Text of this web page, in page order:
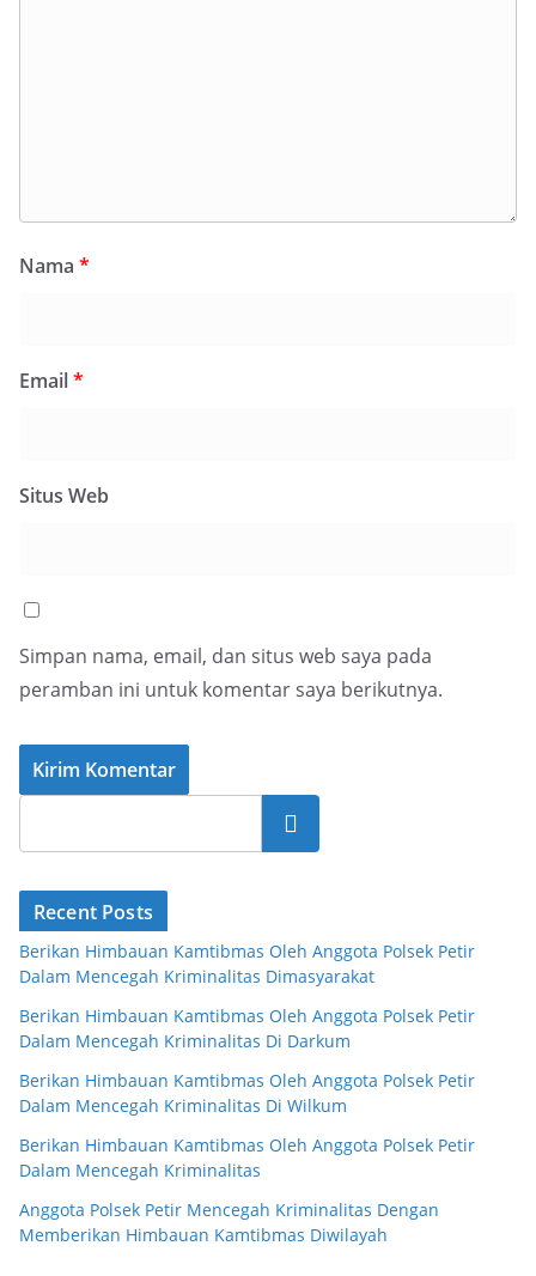
Nama *
Email*
Situs Web
Simpan nama, email, dan situs web saya pada
peramban ini untuk komentar saya berikutnya.
Cari
Recent Posts
Berikan Himbauan Kamtibmas Oleh Anggota Polsek Petir
Dalam Mencegah Kriminalitas Dimasyarakat
Berikan Himbauan Kamtibmas Oleh Anggota Polsek Petir
Dalam Mencegah Kriminalitas Di Darkum
Berikan Himbauan Kamtibmas Oleh Anggota Polsek Petir
Dalam Mencegah Kriminalitas Di Wilkum
Berikan Himbauan Kamtibmas Oleh Anggota Polsek Petir
Dalam Mencegah Kriminalitas
Anggota Polsek Petir Mencegah Kriminalitas Dengan
Memberikan Himbauan Kamtibmas Diwilayah